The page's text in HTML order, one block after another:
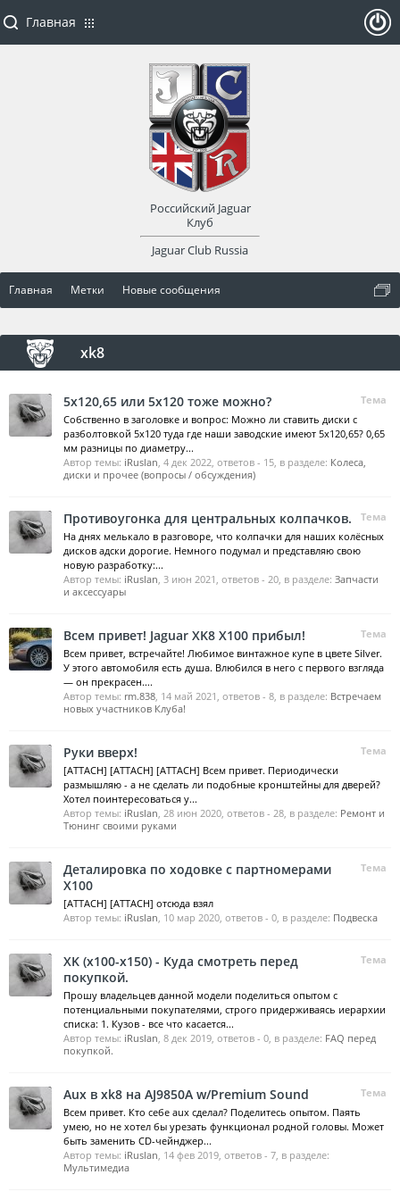
Главная Метки Новые сообщения
xk8
Тема
5х120,65 или 5х120 тоже можно?
Собственно в заголовке и вопрос: Можно ли ставить диски с
разболтовкой 5х120 туда где наши заводские имеют 5х120,65? 0,65
мм разницы по диаметру...
Автор темы: iRuslan, 4 дек 2022, ответов - 15, в разделе: Колеса,
диски и прочее (вопросы / обсуждения)
Тема
Противоугонка для центральных колпачков.
На днях мелькало в разговоре, что колпачки для наших колёсных
дисков адски дорогие. Немного подумал и представляю свою
новую разработку:...
Автор темы: iRuslan, 3 июн 2021 , ответов - 20, в разделе: Запчасти
и аксессуары
Тема
Всем привет! Jaguar XK8 X100 прибыл!
Всем привет, встречайте! Любимое винтажное купе в цвете Silver.
У этого автомобиля есть душа. Влюбился в него с первого взгляда
— он прекрасен....
Автор темы: rm.838, 14 май 2021 , ответов - 8, в разделе: Встречаем
новых участников Клуба!
Тема
Руки вверх!
[ATTACH] [ATTACH] [ATTACH] Всем привет. Периодически
размышляю - а не сделать ли подобные кронштейны для дверей?
Хотел поинтересоваться у...
Автор темы: iRuslan, 28 июн 2020, ответов - 28, в разделе: Ремонт и
Тюнинг своими руками
Тема
Деталировка по ходовке с партномерами
X100
[ATTACH] [ATTACH] отсюда взял
Автор темы: iRuslan, 10 мар 2020, ответов - 0, в разделе: Подвеска
Тема
XK (x100-x150) - Куда смотреть перед
покупкой.
Прошу владельцев данной модели поделиться опытом с
потенциальными покупателями, строго придерживаясь иерархии
списка: 1. Кузов - все что касается...
Автор темы: iRuslan, 8 дек 2019, ответов - 0, в разделе: FAQ перед
покупкой.
Тема
Aux в xk8 на AJ9850A w/Premium Sound
Всем привет. Кто себе aux сделал? Поделитесь опытом. Паять
умею, но не хотел бы урезать функционал родной головы. Может
быть заменить CD-чейнджер...
Автор темы: iRuslan, 14 фев 2019, ответов - 7, в разделе:
Мультимедиа
Главная
Российский Jaguar
Клуб
Jaguar Club Russia
оват